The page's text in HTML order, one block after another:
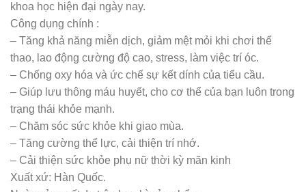
khoa học hiện đại ngày nay.
Công dụng chính :
– Tăng khả năng miễn dịch, giảm mệt mỏi khi chơi thể
thao, lao động cường độ cao, stress, làm việc trí óc.
– Chống oxy hóa và ức chế sự kết dính của tiểu cầu.
– Giúp lưu thông máu huyết, cho cơ thể của bạn luôn trong
trạng thái khỏe mạnh.
– Chăm sóc sức khỏe khi giao mùa.
– Tăng cường thể lực, cải thiện trí nhớ.
– Cải thiện sức khỏe phụ nữ thời kỳ mãn kinh
Xuất xứ: Hàn Quốc.